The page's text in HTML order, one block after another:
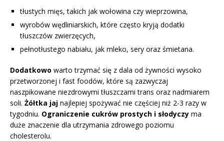
tłustych mięs, takich jak wołowina czy wieprzowina,
wyrobów wędliniarskich, które często kryją dodatki
tłuszczów zwierzęcych,
pełnotłustego nabiału, jak mleko, sery oraz śmietana.
Dodatkowo warto trzymać się z dala od żywności wysoko
przetworzonej i fast foodów, które są zazwyczaj
naszpikowane niezdrowymi tłuszczami trans oraz nadmiarem
soli. Żółtka jaj najlepiej spożywać nie częściej niż 2-3 razy w
tygodniu. Ograniczenie cukrów prostych i słodyczy ma
duże znaczenie dla utrzymania zdrowego poziomu
cholesterolu.